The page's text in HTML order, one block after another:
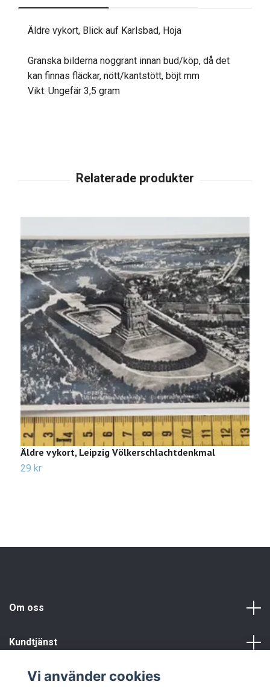
Äldre vykort, Blick auf Karlsbad, Hoja
Granska bilderna noggrant innan bud/köp, då det
kan finnas fläckar, nött/kantstött, böjt mm
Vikt: Ungefär 3,5 gram
Äldre vykort, Leipzig Völkerschlachtdenkmal
29 kr
Om oss
Kundtjänst
Vi använder cookies